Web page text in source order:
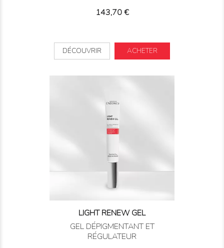
Prix
143,70 €
DÉCOUVRIR ACHETER
LIGHT RENEW GEL
GEL DÉPIGMENTANT ET
RÉGULATEUR